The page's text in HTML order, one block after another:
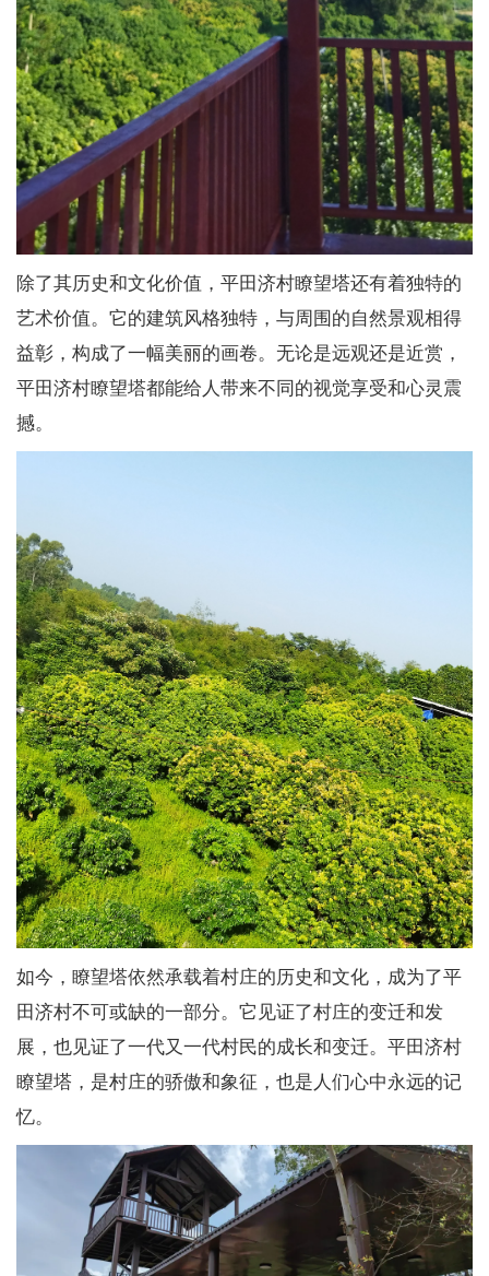
除了其历史和文化价值，平田济村瞭望塔还有着独特的
艺术价值。它的建筑风格独特，与周围的自然景观相得
益彰，构成了一幅美丽的画卷。无论是远观还是近赏，
平田济村瞭望塔都能给人带来不同的视觉享受和心灵震
撼。
如今，瞭望塔依然承载着村庄的历史和文化，成为了平
田济村不可或缺的一部分。它见证了村庄的变迁和发
展，也见证了一代又一代村民的成长和变迁。平田济村
瞭望塔，是村庄的骄傲和象征，也是人们心中永远的记
忆。